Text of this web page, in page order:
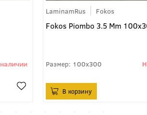
LaminamRus Fokos
Fokos Piombo 3.5 Mm
100x300